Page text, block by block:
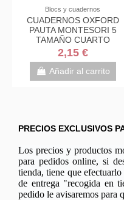
Blocs y cuadernos
CUADERNOS OXFORD
PAUTA MONTESORI 5
TAMAÑO CUARTO
2,15 €
Añadir al carrito
PRECIOS EXCLUSIVOS
Los precios y productos
para pedidos online, si
tienda, tiene que
de entrega "recogida en
pedido le avisaremos para